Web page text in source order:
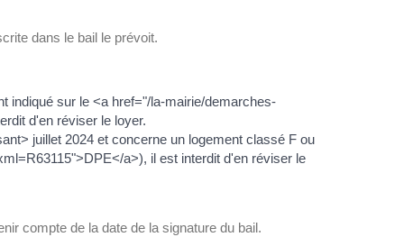
dans le bail le prévoit.
indiqué sur le <a href="/la-mairie/demarches-
d'en réviser le loyer.
juillet 2024 et concerne un logement classé F ou
a>), il est interdit d'en réviser le
compte de la date de la signature du bail.